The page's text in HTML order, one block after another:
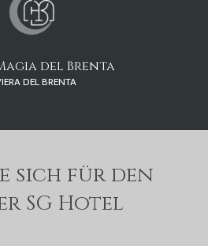
del Brenta
DEL BRENTA
sich für den
SG Hotel